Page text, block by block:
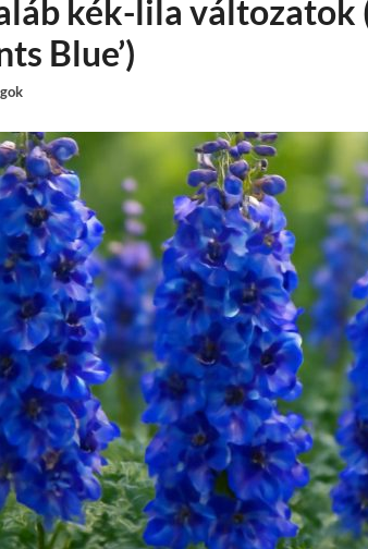
kék-lila változatok
Blue’)